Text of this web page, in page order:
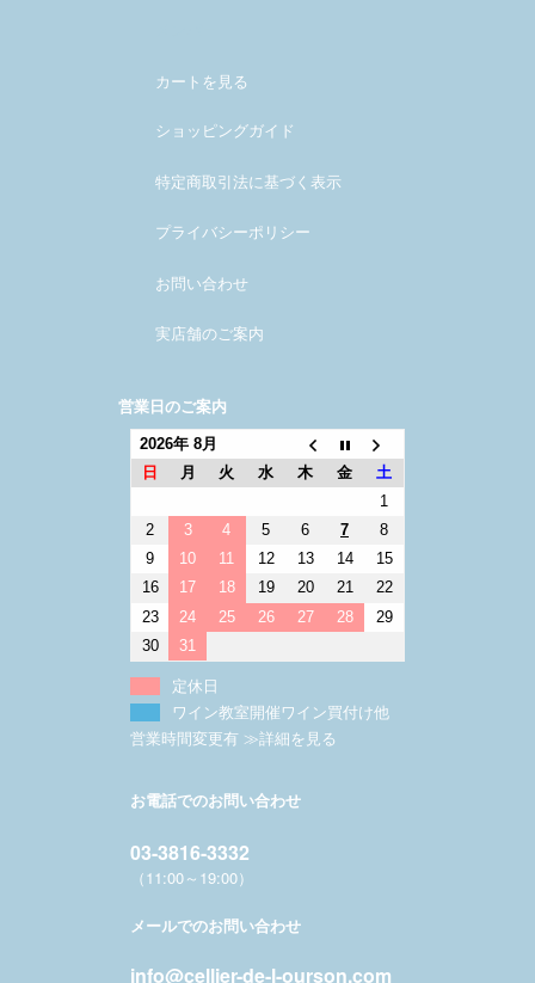
カートを見る
ショッピングガイド
特定商取引法に基づく表示
プライバシーポリシー
お問い合わせ
実店舗のご案内
営業日のご案内
2026年 8月
日
月 火 水 木 金
土
1
2
3 4 5 6 7
8
9
10 11 12 13 14
15
16
17 18 19 20 21
22
23
24 25 26 27 28
29
30
31
定休日
ワイン教室開催ワイン買付け他
営業時間変更有 ≫詳細を見る
お電話でのお問い合わせ
03-3816-3332
（11:00～19:00）
メールでのお問い合わせ
info@cellier-de-l-ourson.com